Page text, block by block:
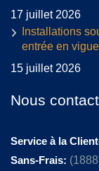
17 juillet 2026
Installations
entrée en
15 juillet 2026
Nous
Service à la
Sans-Frais: